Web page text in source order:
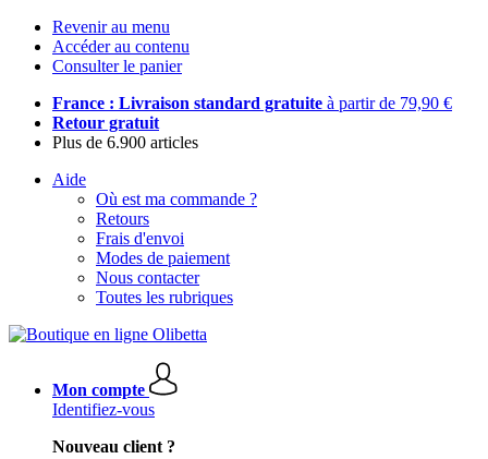
Revenir au menu
Accéder au contenu
Consulter le panier
France : Livraison standard gratuite à partir de 79,90 €
Retour gratuit
Plus de 6.900 articles
Aide
Où est ma commande ?
Retours
Frais d'envoi
Modes de paiement
Nous contacter
Toutes les rubriques
Mon compte
Identifiez-vous
Nouveau client ?